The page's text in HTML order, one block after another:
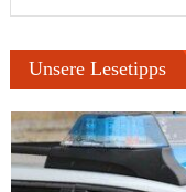
Unsere Lesetipps